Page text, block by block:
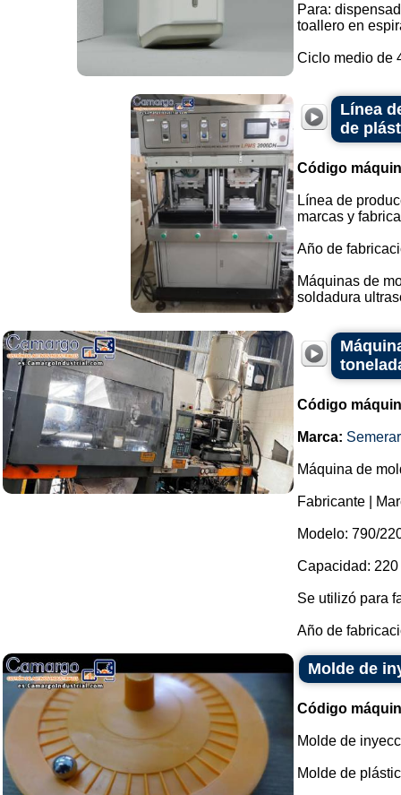
Para:
toallero en
Ciclo medio de
Línea
de
Código
Línea de
marcas y
Año de
Máquinas de
soldadura
Código
Marca:
Máquina de
Fabricante |
Modelo: 790/
Capacidad:
Se utilizó para
Año de
Molde de
Código
Molde de
Molde de